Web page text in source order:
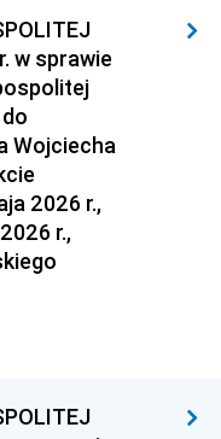
w sprawie
Wojciecha
2026 r.,
r.,